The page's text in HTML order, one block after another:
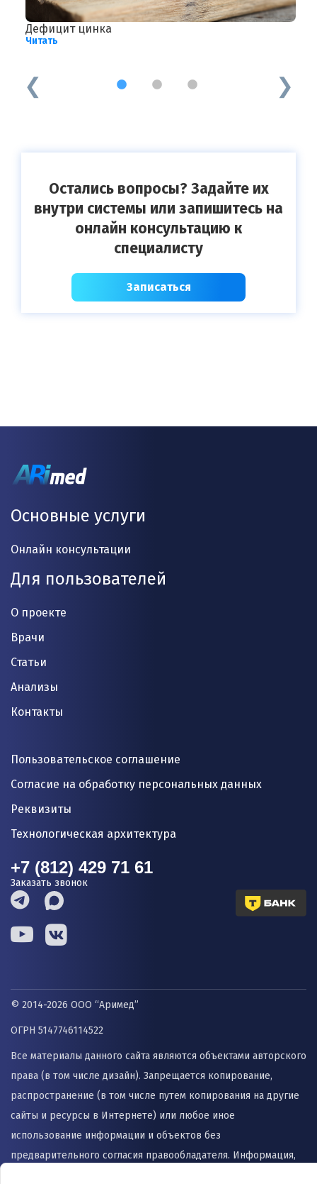
Дефицит цинка
Читать
1 2 3
Остались вопросы? Задайте их
внутри системы или запишитесь на
онлайн консультацию к
специалисту
Записаться
Основные услуги
Онлайн консультации
Для пользователей
О проекте
Врачи
Статьи
Анализы
Контакты
Пользовательское соглашение
Согласие на обработку персональных данных
Реквизиты
Технологическая архитектура
+7 (812) 429 71 61
Заказать звонок
© 2014-2026 ООО “Аримед”
ОГРН 5147746114522
Все материалы данного сайта являются объектами авторского
права (в том числе дизайн). Запрещается копирование,
распространение (в том числе путем копирования на другие
сайты и ресурсы в Интернете) или любое иное
использование информации и объектов без
предварительного согласия правообладателя. Информация,